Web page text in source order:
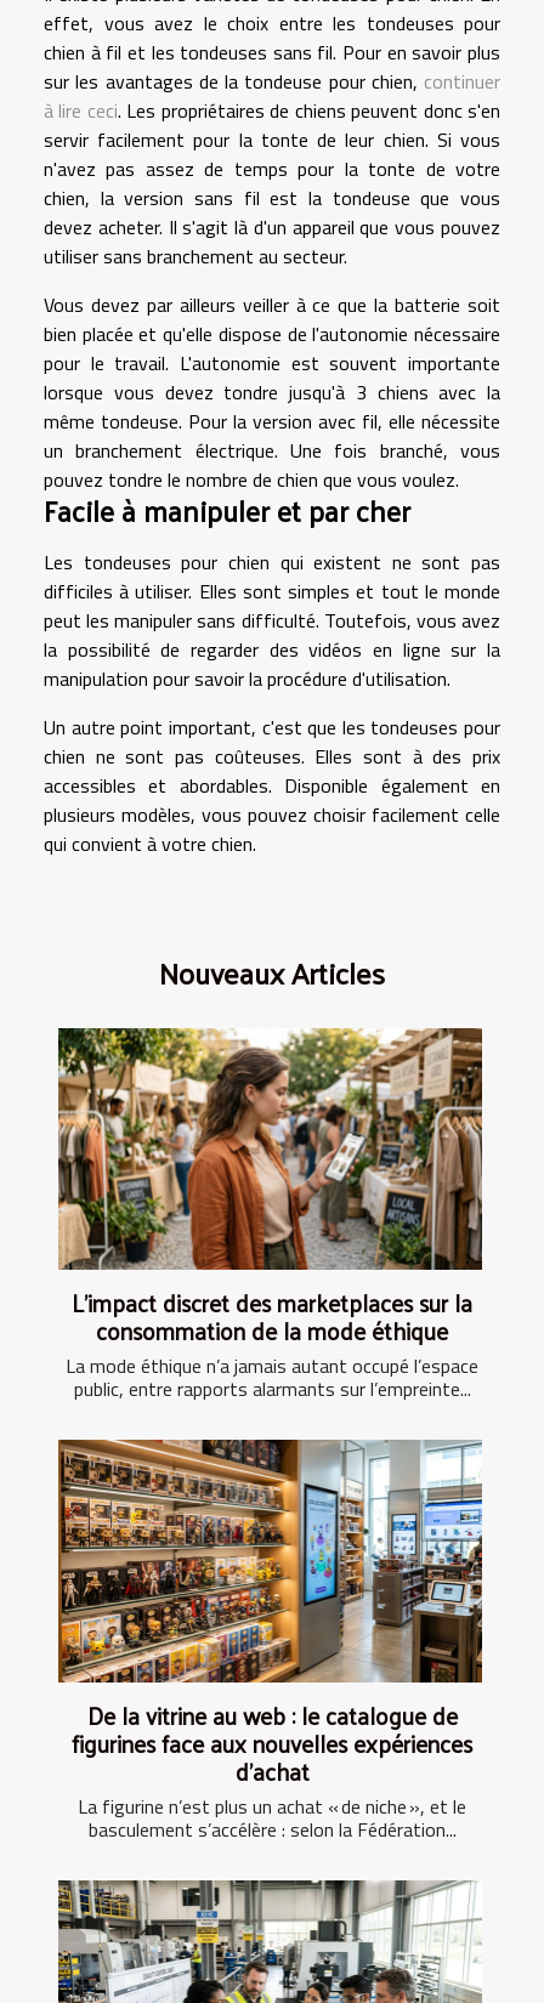
effet, vous avez le choix entre les tondeuses pour
chien à fil et les tondeuses sans fil. Pour en savoir plus
sur les avantages de la tondeuse pour chien, continuer
à lire ceci. Les propriétaires de chiens peuvent donc s'en
servir facilement pour la tonte de leur chien. Si vous
n'avez pas assez de temps pour la tonte de votre
chien, la version sans fil est la tondeuse que vous
devez acheter. Il s'agit là d'un appareil que vous pouvez
utiliser sans branchement au secteur.
Vous devez par ailleurs veiller à ce que la batterie soit
bien placée et qu'elle dispose de l'autonomie nécessaire
pour le travail. L'autonomie est souvent importante
lorsque vous devez tondre jusqu'à 3 chiens avec la
même tondeuse. Pour la version avec fil, elle nécessite
un branchement électrique. Une fois branché, vous
pouvez tondre le nombre de chien que vous voulez.
Facile à manipuler et par cher
Les tondeuses pour chien qui existent ne sont pas
difficiles à utiliser. Elles sont simples et tout le monde
peut les manipuler sans difficulté. Toutefois, vous avez
la possibilité de regarder des vidéos en ligne sur la
manipulation pour savoir la procédure d'utilisation.
Un autre point important, c'est que les tondeuses pour
chien ne sont pas coûteuses. Elles sont à des prix
accessibles et abordables. Disponible également en
plusieurs modèles, vous pouvez choisir facilement celle
qui convient à votre chien.
Nouveaux Articles
L’impact discret des marketplaces sur la
consommation de la mode éthique
La mode éthique n’a jamais autant occupé l’espace
public, entre rapports alarmants sur l’empreinte...
De la vitrine au web : le catalogue de
figurines face aux nouvelles expériences
d’achat
La figurine n’est plus un achat « de niche », et le
basculement s’accélère : selon la Fédération...